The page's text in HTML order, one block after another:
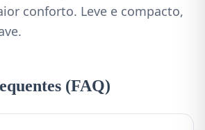
conforto. Leve e compacto,
(FAQ)